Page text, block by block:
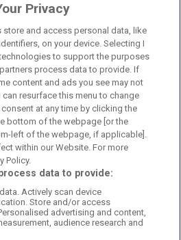
Privacy
store and access personal data, like
on your device. Selecting I
to support the purposes
process data to provide. If
content and ads you see may not
can resurface this menu to change
at any time by clicking the
bottom of the webpage [or the
left of the webpage, if applicable].
within our Website. For more
Policy.
data to provide:
Actively scan device
Store and/or access
advertising and content,
audience research and